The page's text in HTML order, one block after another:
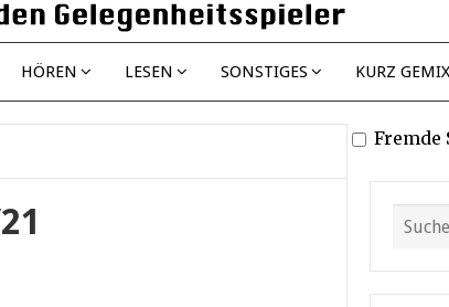
HÖREN LESEN SONSTIGES KURZ
Fremde